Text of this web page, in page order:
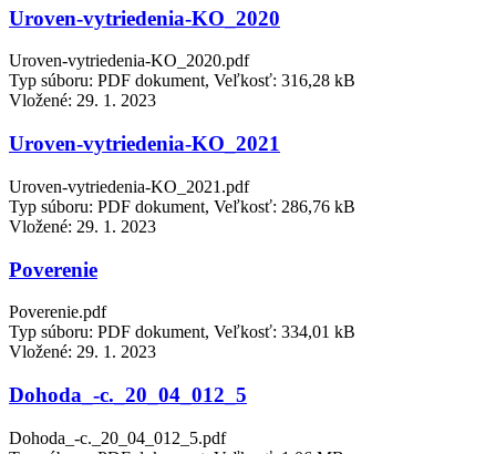
Uroven-vytriedenia-KO_2020
Uroven-vytriedenia-KO_2020.pdf
Typ súboru: PDF dokument, Veľkosť: 316,28 kB
Vložené: 29. 1. 2023
Uroven-vytriedenia-KO_2021
Uroven-vytriedenia-KO_2021.pdf
Typ súboru: PDF dokument, Veľkosť: 286,76 kB
Vložené: 29. 1. 2023
Poverenie
Poverenie.pdf
Typ súboru: PDF dokument, Veľkosť: 334,01 kB
Vložené: 29. 1. 2023
Dohoda_-c._20_04_012_5
Dohoda_-c._20_04_012_5.pdf